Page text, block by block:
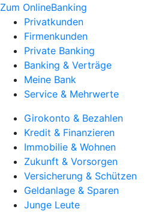
Zum OnlineBanking
Privatkunden
Firmenkunden
Private Banking
Banking & Verträge
Meine Bank
Service & Mehrwerte
Girokonto & Bezahlen
Kredit & Finanzieren
Immobilie & Wohnen
Zukunft & Vorsorgen
Versicherung & Schützen
Geldanlage & Sparen
Junge Leute